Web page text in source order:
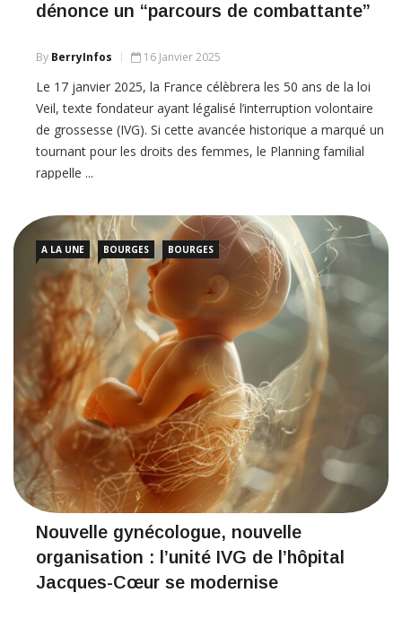
dénonce un “parcours de combattante”
By BerryInfos 16 Janvier 2025
Le 17 janvier 2025, la France célèbrera les 50 ans de la loi
Veil, texte fondateur ayant légalisé l’interruption volontaire
de grossesse (IVG). Si cette avancée historique a marqué un
tournant pour les droits des femmes, le Planning familial
rappelle ...
A LA UNE BOURGES BOURGES
Nouvelle gynécologue, nouvelle
organisation : l’unité IVG de l’hôpital
Jacques-Cœur se modernise